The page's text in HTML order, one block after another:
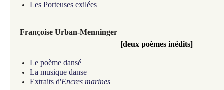
Les Porteuses exilées
Françoise Urban-Menninger
[deux poèmes inédits]
Le poème dansé
La musique danse
Extraits d'Encres marines